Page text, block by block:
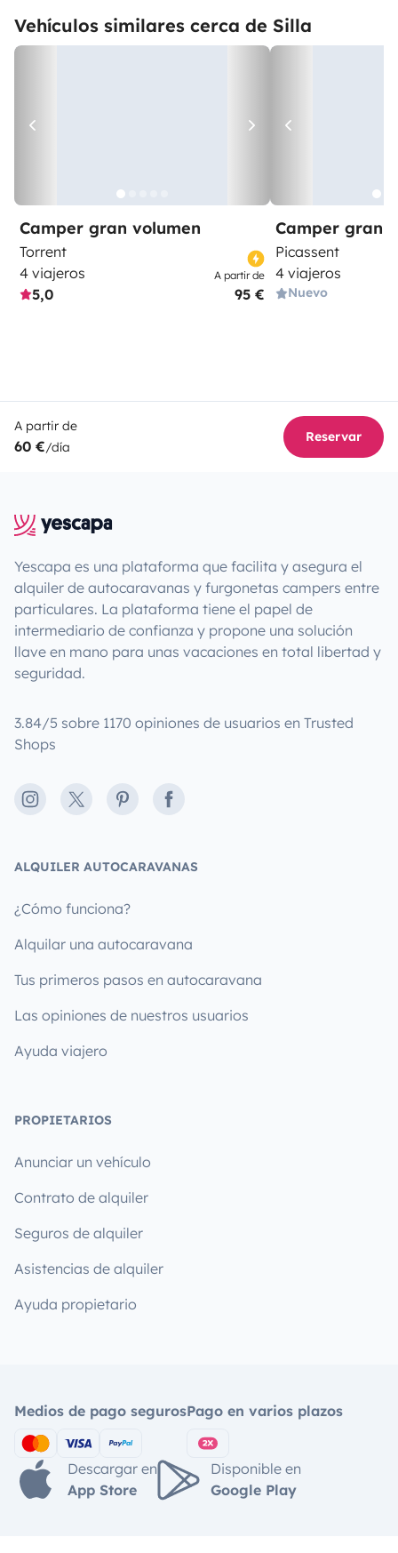
Vehículos similares cerca de Silla
Camper gran volumen
Torrent
4 viajeros
5,0
A partir de
95 €
Camper gran
Picassent
4 viajeros
Nuevo
A partir de
60 €/día
Reservar
Yescapa es una plataforma que facilita y asegura el
alquiler de autocaravanas y furgonetas campers entre
particulares. La plataforma tiene el papel de
intermediario de confianza y propone una solución
llave en mano para unas vacaciones en total libertad y
seguridad.
3.84/5 sobre 1170 opiniones de usuarios en Trusted
Shops
Instagram
X PinterestFacebook
ALQUILER AUTOCARAVANAS
¿Cómo funciona?
Alquilar una autocaravana
Tus primeros pasos en autocaravana
Las opiniones de nuestros usuarios
Ayuda viajero
PROPIETARIOS
Anunciar un vehículo
Contrato de alquiler
Seguros de alquiler
Asistencias de alquiler
Ayuda propietario
Medios de pago segurosPago en varios plazos
Descargar en
App Store
Disponible en
Google Play